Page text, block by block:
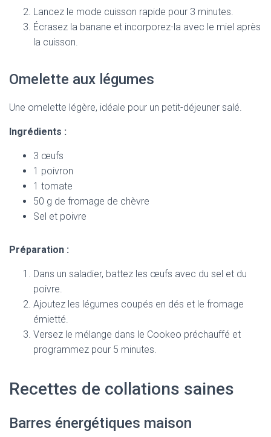
Lancez le mode cuisson rapide pour 3 minutes.
Écrasez la banane et incorporez-la avec le miel après
la cuisson.
Omelette aux légumes
Une omelette légère, idéale pour un petit-déjeuner salé.
Ingrédients :
3 œufs
1 poivron
1 tomate
50 g de fromage de chèvre
Sel et poivre
Préparation :
Dans un saladier, battez les œufs avec du sel et du
poivre.
Ajoutez les légumes coupés en dés et le fromage
émietté.
Versez le mélange dans le Cookeo préchauffé et
programmez pour 5 minutes.
Recettes de collations saines
Barres énergétiques maison